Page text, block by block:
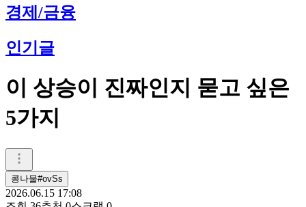
경제/금융
인기글
이 상승이 진짜인지 묻고 싶은
5가지
콩나물#ovSs
2026.06.15 17:08